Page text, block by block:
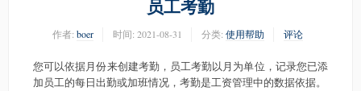
员工考勤
作者: boer 时间: 2021-08-31 分类: 使用帮助 评论
您可以依据月份来创建考勤，员工考勤以月为单位，记录您已添
加员工的每日出勤或加班情况，考勤是工资管理中的数据依据。